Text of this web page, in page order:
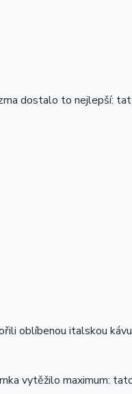
dostalo to nejlepší:
oblíbenou italskou
vytěžilo maximum: